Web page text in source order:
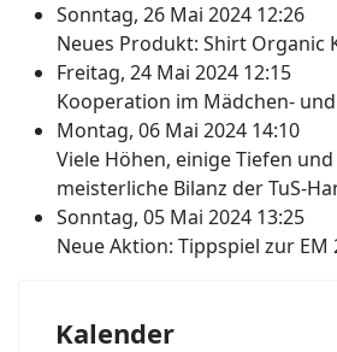
Sonntag, 26 Mai 2024 12:26
Neues Produkt: Shirt Organic
Freitag, 24 Mai 2024 12:15
Kooperation im Mädchen-
Montag, 06 Mai 2024 14:10
Viele Höhen, einige Tiefen
meisterliche Bilanz der TuS-
Sonntag, 05 Mai 2024 13:25
Neue Aktion: Tippspiel zur EM
Kalender